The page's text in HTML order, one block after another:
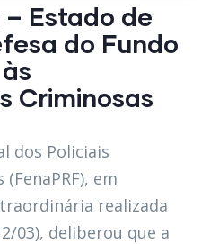
Estado de
do Fundo
Criminosas
dos Policiais
em
realizada
03), deliberou que a